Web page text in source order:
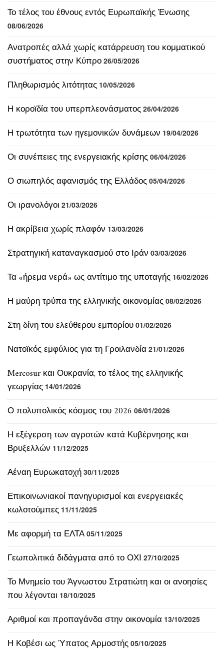
Πληθωρισμός λιτότητας 10/05/2026
Η κοροϊδία του υπερπλεονάσματος 26/04/2026
Η τρωτότητα των ηγεμονικών δυνάμεων
Οι συνέπειες της ενεργειακής κρίσης
Ο σιωπηλός αφανισμός της Ελλάδος 05/04/2026
Οι ιρανολόγοι 21/03/2026
Η ακρίβεια χωρίς πλαφόν 13/03/2026
Στρατηγική καταναγκασμού στο Ιράν 03/03/2026
Τα «ήρεμα νερά» ως αντίτιμο της υποταγής
Η μαύρη τρύπα της ελληνικής οικονομίας
Στη δίνη του ελεύθερου εμπορίου 01/02/2026
Νατοϊκός εμφύλιος για τη Γροιλανδία 21/01/2026
Mercosur και Ουκρανία, το τέλος της ελληνικής
γεωργίας 14/01/2026
Ο πολυπολικός κόσμος του 2026 06/01/2026
Η εξέγερση των αγροτών κατά Κυβέρνησης και
Βρυξελλών 11/12/2025
Αέναη Ευρωκατοχή 30/11/2025
Επικοινωνιακοί πανηγυρισμοί και ενεργειακές
κωλοτούμπες 11/11/2025
Με αφορμή τα ΕΛΤΑ 05/11/2025
Γεωπολιτικά διδάγματα από το ΟΧΙ 27/10/2025
Το Μνημείο του Άγνωστου Στρατιώτη και οι ανοησίες
που λέγονται 18/10/2025
Αριθμοί και προπαγάνδα στην οικονομία 13/10/2025
Η Κοβέσι ως Ύπατος Αρμοστής 05/10/2025
Κι αν αρθεί το casus belli τι θα γίνει;
Η Γάζα και το γεωπολιτικό περιβάλλον 25/09/2025
Οι πληθωριστικοί φόροι ως λεφτόδενδρα 08/09/2025